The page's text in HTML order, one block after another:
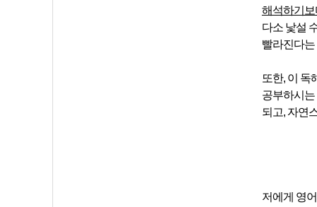
해석하기보
다소 낯설
빨라진다
또한, 이 독
공부하시
되고, 자연
저에게 영